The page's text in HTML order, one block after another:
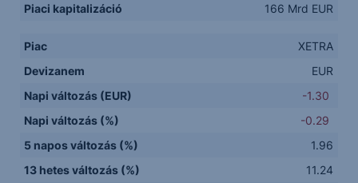
Piaci kapitalizáció
166 Mrd EUR
Piac
XETRA
Devizanem
EUR
Napi változás (EUR)
-1.30
Napi változás (%)
-0.29
5 napos változás (%)
1.96
13 hetes változás (%)
11.24